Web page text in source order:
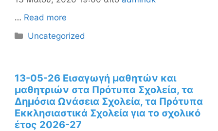
… Read more
Κατηγορίες
Uncategorized
13-05-26 Eισαγωγή μαθητών και
μαθητριών στα Πρότυπα Σχολεία, τα
Δημόσια Ωνάσεια Σχολεία, τα Πρότυπα
Εκκλησιαστικά Σχολεία για το σχολικό
έτος 2026-27